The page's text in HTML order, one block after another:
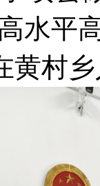
水平
黄村